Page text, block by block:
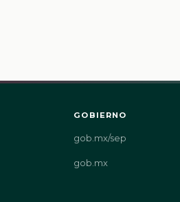
GOBIERNO
gob.mx/sep
gob.mx